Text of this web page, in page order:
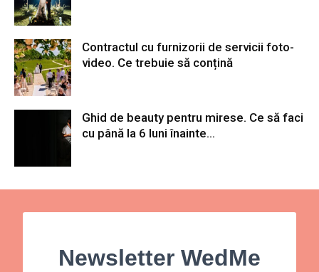
Contractul cu furnizorii de servicii foto-
video. Ce trebuie să conțină
Ghid de beauty pentru mirese. Ce să faci
cu până la 6 luni înainte...
Newsletter WedMe